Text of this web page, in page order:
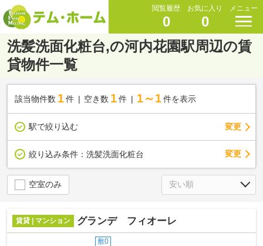
閲覧履歴
0
お気に入り
0
メニュー
洗髪洗面化粧台,の河内花園駅周辺の賃
貸物件一覧
該当物件数 1件 空き数 1 件 1～1 件を表示
駅で絞り込む 変更
絞り込み条件： 洗髪洗面化粧台 変更
空室のみ
賃貸 | マンション グランデ フィオーレ
敷0